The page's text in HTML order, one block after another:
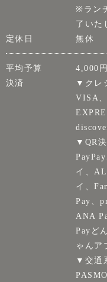
※ラン
了いた
定休日
無休
平均予算
4,000
決済
▼クレ
VISA
▼QR
イ、
イ、
Pay、
ANA
Payど
ゃんア
▼交通